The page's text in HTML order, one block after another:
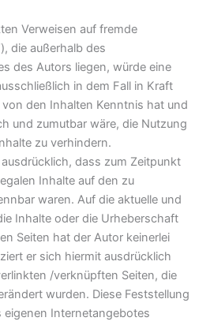
Verweisen auf fremde
die außerhalb des
des Autors liegen, würde eine
in dem Fall in Kraft
den Inhalten Kenntnis hat und
und zumutbar wäre, die Nutzung
zu verhindern.
dass zum Zeitpunkt
Inhalte auf den zu
waren. Auf die aktuelle und
Inhalte oder die Urheberschaft
Seiten hat der Autor keinerlei
er sich hiermit ausdrücklich
/verknüpften Seiten, die
wurden. Diese Feststellung
eigenen Internetangebotes